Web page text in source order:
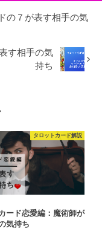
の７が表す相手の気
す相手の気
持ち
タロットカード解説
ード恋愛編：魔術師が
気持ち